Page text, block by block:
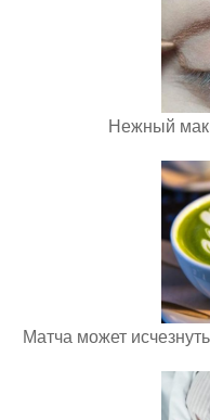
Нежный
Матча может